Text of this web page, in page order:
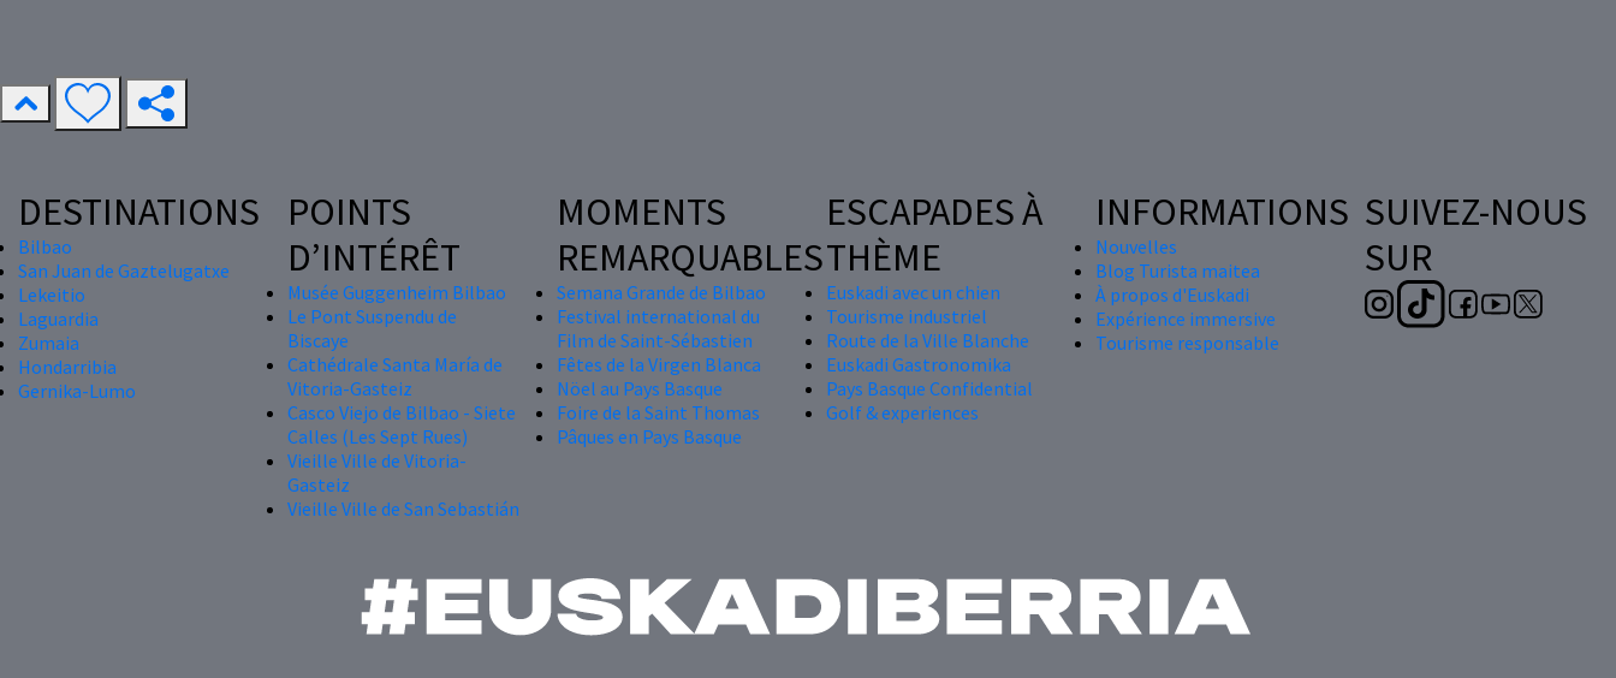
DESTINATIONS
Bilbao
San Juan de Gaztelugatxe
Lekeitio
Laguardia
Zumaia
Hondarribia
Gernika-Lumo
POINTS
D’INTÉRÊT
Musée Guggenheim Bilbao
Le Pont Suspendu de
Biscaye
Cathédrale Santa María de
Vitoria-Gasteiz
Casco Viejo de Bilbao - Siete
Calles (Les Sept Rues)
Vieille Ville de Vitoria-
Gasteiz
Vieille Ville de San Sebastián
MOMENTS
REMARQUABLES
Semana Grande de Bilbao
Festival international du
Film de Saint-Sébastien
Fêtes de la Virgen Blanca
Nöel au Pays Basque
Foire de la Saint Thomas
Pâques en Pays Basque
ESCAPADES À
THÈME
Euskadi avec un chien
Tourisme industriel
Route de la Ville Blanche
Euskadi Gastronomika
Pays Basque Confidential
Golf & experiences
INFORMATIONS
Nouvelles
Blog Turista maitea
À propos d'Euskadi
Expérience immersive
Tourisme responsable
SUIVEZ-NOUS
SUR